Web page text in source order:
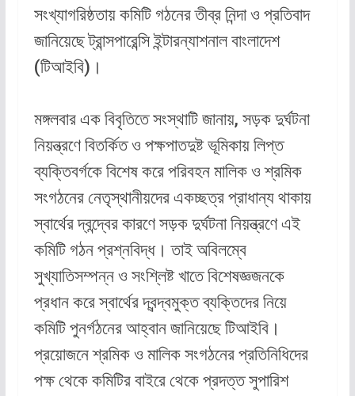
সংখ্যাগরিষ্ঠতায় কমিটি গঠনের তীব্র নিন্দা ও প্রতিবাদ
জানিয়েছে ট্রান্সপারেন্সি ইন্টারন্যাশনাল বাংলাদেশ
(টিআইবি)।
মঙ্গলবার এক বিবৃতিতে সংস্থাটি জানায়, সড়ক দুর্ঘটনা
নিয়ন্ত্রণে বিতর্কিত ও পক্ষপাতদুষ্ট ভূমিকায় লিপ্ত
ব্যক্তিবর্গকে বিশেষ করে পরিবহন মালিক ও শ্রমিক
সংগঠনের নেতৃস্থানীয়দের একচ্ছত্র প্রাধান্য থাকায়
স্বার্থের দ্বন্দ্বের কারণে সড়ক দুর্ঘটনা নিয়ন্ত্রণে এই
কমিটি গঠন প্রশ্নবিদ্ধ। তাই অবিলম্বে
সুখ্যাতিসম্পন্ন ও সংশ্লিষ্ট খাতে বিশেষজ্ঞজনকে
প্রধান করে স্বার্থের দ্বন্দ্বমুক্ত ব্যক্তিদের নিয়ে
কমিটি পুনর্গঠনের আহ্বান জানিয়েছে টিআইবি।
প্রয়োজনে শ্রমিক ও মালিক সংগঠনের প্রতিনিধিদের
পক্ষ থেকে কমিটির বাইরে থেকে প্রদত্ত সুপারিশ